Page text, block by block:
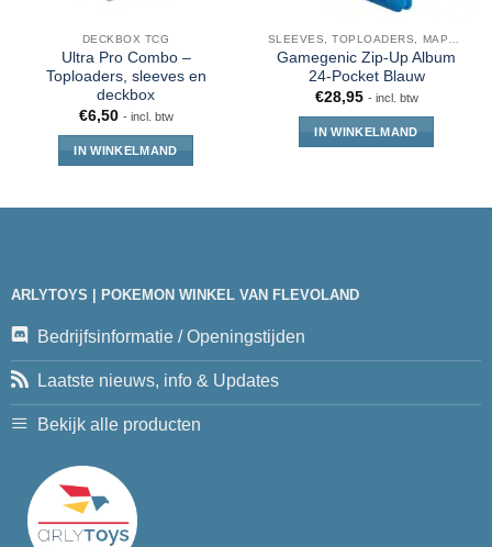
DECKBOX TCG
Ultra Pro Combo –
Toploaders, sleeves en
deckbox
€6,50 - incl. btw
IN WINKELMAND
Gamegenic Zip-Up Album
24-Pocket Blauw
€28,95 - incl. btw
IN WINKELMAND
ARLYTOYS | POKEMON WINKEL VAN FLEVOLAND
Bedrijfsinformatie / Openingstijden
Laatste nieuws, info & Updates
Bekijk alle producten